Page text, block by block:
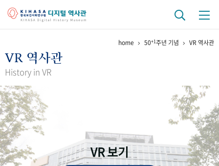
걸어온 길 기관 변천사
연구 역사
정책과 연구
간행물 변천사
기록물 아카이브
home 50+1주년 기념 VR 역사관
VR 역사관
History in VR
VR 보기